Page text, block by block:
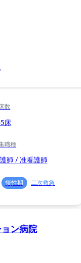
数
床
職種
師 / 准看護師
慢性期
二次救急
ン病院